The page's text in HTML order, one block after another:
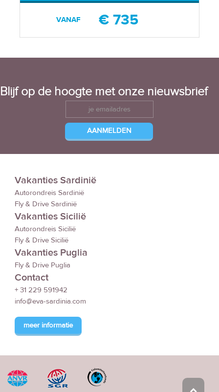
VANAF € 735
Blijf op de hoogte met onze nieuwsbrief
Vakanties Sardinië
Autorondreis Sardinië
Fly & Drive Sardinië
Vakanties Sicilië
Autorondreis Sicilië
Fly & Drive Sicilië
Vakanties Puglia
Fly & Drive Puglia
Contact
+ 31 229 591942
info@eva-sardinia.com
meer informatie